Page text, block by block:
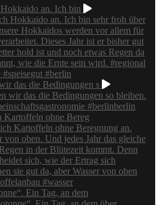
an. Ich bin
das die Bedingungen s
Kartoffeln ohne Bereg
Ein Tag, an dem